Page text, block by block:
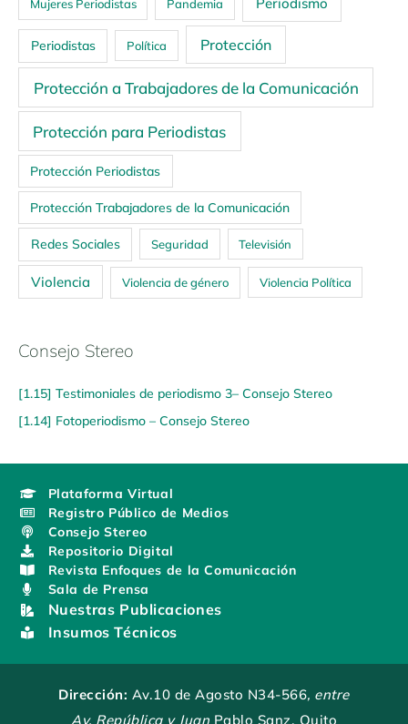
Mujeres Periodistas Pandemia
Periodistas Política Protección
Protección a Trabajadores de la Comunicación
Protección para Periodistas
Protección Periodistas
Protección Trabajadores de la Comunicación
Redes Sociales Seguridad Televisión
Violencia Violencia de género Violencia Política
Consejo Stereo
[1.15] Testimoniales de periodismo 3– Consejo Stereo
[1.14] Fotoperiodismo – Consejo Stereo
Plataforma Virtual
Registro Público de Medios
Consejo Stereo
Repositorio Digital
Revista Enfoques de la Comunicación
Sala de Prensa
Nuestras Publicaciones
Insumos Técnicos
Dirección: Av.10 de Agosto N34-566, entre
Av. República y Juan Pablo Sanz, Quito